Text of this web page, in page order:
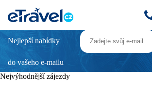
Exotica
Menší rodinný hotel
Vhodné pro nenáročné klienty
Nejlepší nabídky
do vašeho e-mailu
Nejvýhodnější zájezdy